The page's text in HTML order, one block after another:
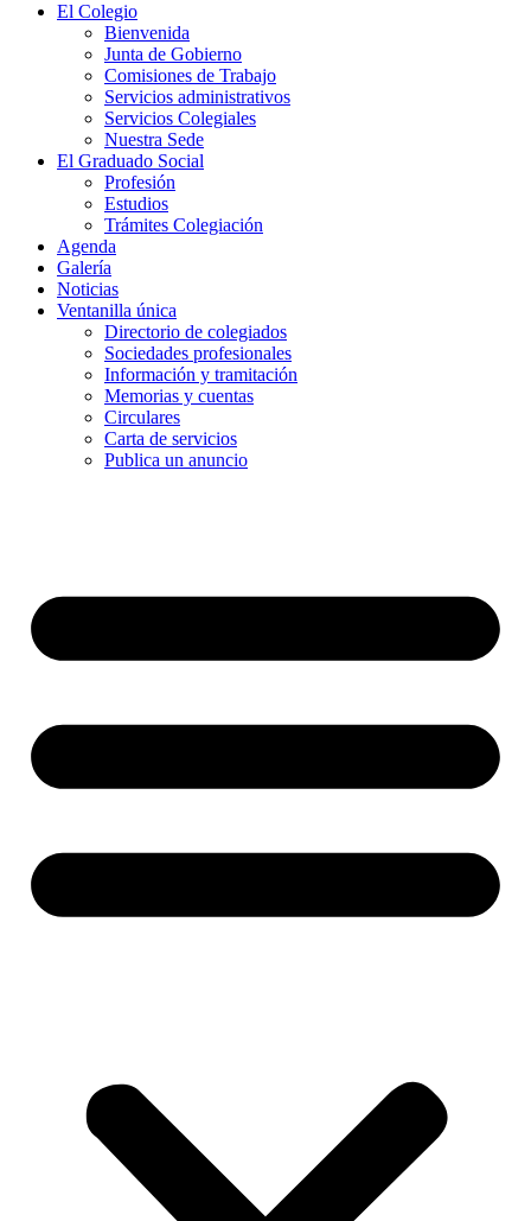
El Colegio
Bienvenida
Junta de Gobierno
Comisiones de Trabajo
Servicios administrativos
Servicios Colegiales
Nuestra Sede
El Graduado Social
Profesión
Estudios
Trámites Colegiación
Agenda
Galería
Noticias
Ventanilla única
Directorio de colegiados
Sociedades profesionales
Información y tramitación
Memorias y cuentas
Circulares
Carta de servicios
Publica un anuncio